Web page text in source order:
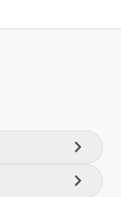
chevron_right
chevron_right